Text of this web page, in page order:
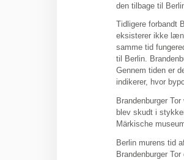
den tilbage til
Tidligere forbandt
eksisterer ikke
samme tid
til Berlin.
Gennem tiden er
indikerer, hvor
Brandenburger
blev skudt i
Märkische
Berlin murens tid
Brandenburger